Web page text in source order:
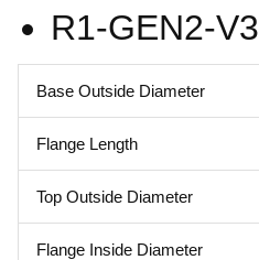
R1-GEN2-V3
Base Outside Diameter
Flange Length
Top Outside Diameter
Flange Inside Diameter